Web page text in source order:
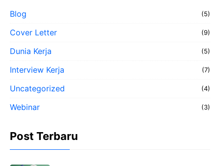
Blog (5)
Cover Letter (9)
Dunia Kerja (5)
Interview Kerja (7)
Uncategorized (4)
Webinar (3)
Post Terbaru